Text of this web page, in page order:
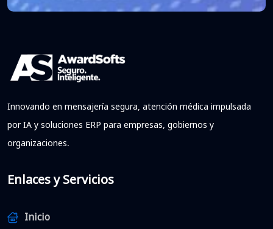
Innovando en mensajería segura, atención médica impulsada
por IA y soluciones ERP para empresas, gobiernos y
organizaciones.
Enlaces y Servicios
Inicio